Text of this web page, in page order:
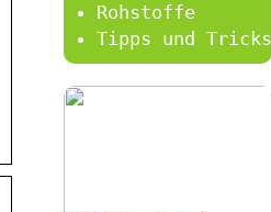
Rohstoffe
Tipps und Tricks